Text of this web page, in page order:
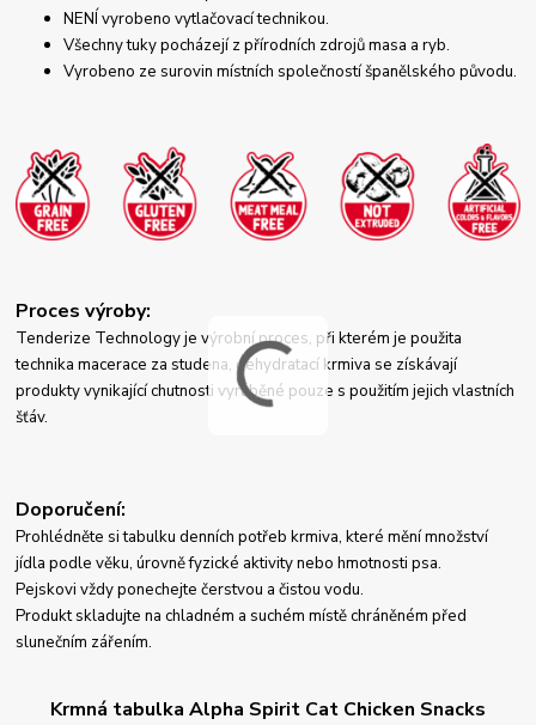
NENÍ vyrobeno vytlačovací technikou.
Všechny tuky pocházejí z přírodních zdrojů masa a ryb.
Vyrobeno ze surovin místních společností španělského původu.
Proces výroby:
Tenderize Technology je výrobní proces, při kterém je použita
technika ​​macerace za studena, dehydratací krmiva se získávají
produkty vynikající chutnosti vyráběné pouze s použitím jejich vlastních
šťáv.
Doporučení:
Prohlédněte si tabulku denních potřeb krmiva, které mění množství
jídla podle věku, úrovně fyzické aktivity nebo hmotnosti psa.
Pejskovi vždy ponechejte čerstvou a čistou vodu.
Produkt skladujte na chladném a suchém místě chráněném před
slunečním zářením.
Krmná tabulka Alpha Spirit Cat Chicken Snacks